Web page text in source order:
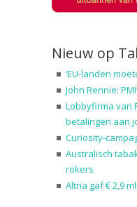
Nieuw op
‘EU-landen
John Rennie:
Lobbyfirma van
betalingen aan
Curiosity-
Australisch
rokers
Altria gaf € 2,9